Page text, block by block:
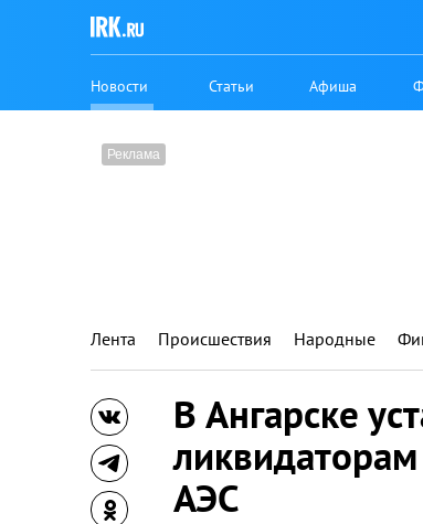
Новости Статьи Афиша
Лента Происшествия Народные
В Ангарске
АЭС